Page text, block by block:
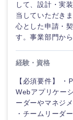
して、設計・実
当していただき
心とした申請・
す。事業部門か
経験・資格
【必須要件】
Webアプリケー
ーダーやマネジ
・チームリーダ